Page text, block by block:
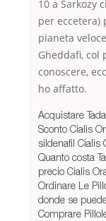
10 a Sarkozy
per eccetera)
pianeta
Gheddafi, col
conoscere,
ho affatto.
Acquistare
Sconto Cialis
sildenafil Cialis
Quanto costa
precio Cialis
Ordinare Le
donde se
Comprare